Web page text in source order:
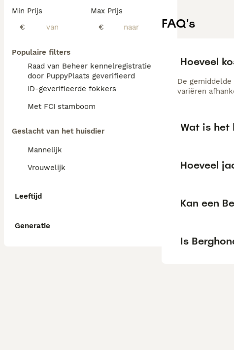
Min Prijs
€
Max Prijs
€
Populaire filters
Raad van Beheer kennelregistratie
door PuppyPlaats geverifieerd
ID-geverifieerde fokkers
Met FCI stamboom
Geslacht van het huisdier
Mannelijk
Vrouwelijk
Leeftijd
Generatie
FAQ's
Hoeveel
De
variëren
Wat is het
Hoeveel
Kan een
Is